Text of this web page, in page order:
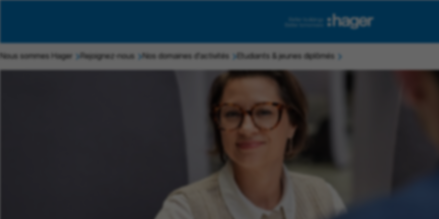
Nous sommes Hager Rejoignez-nous Nos domaines d'activités Etudiants & jeunes diplômés